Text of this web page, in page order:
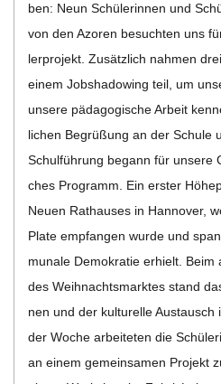
G
O
L
D
S
C
H
M
ben: Neun Schü­le­rin­nen und
von den Azo­ren besuch­ten uns
ler­pro­jekt. Zusätz­lich nah­men
einem Job­sha­dowing teil, um
unsere päd­ago­gi­sche Arbeit
li­chen Begrü­ßung an der Schule
Schul­füh­rung begann für unsere
ches Pro­gramm. Ein ers­ter
Neuen Rat­hau­ses in Han­no­ver,
Plate emp­fan­gen wurde und
mu­nale Demo­kra­tie erhielt. Beim
des Weih­nachts­mark­tes stand
nen und der kul­tu­relle Aus­tausch
der Woche arbei­te­ten die
an einem gemein­sa­men Pro­jekt